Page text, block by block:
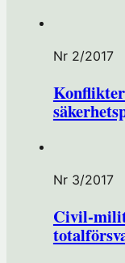
Nr 2/2017
Nr 3/2017
Civil-